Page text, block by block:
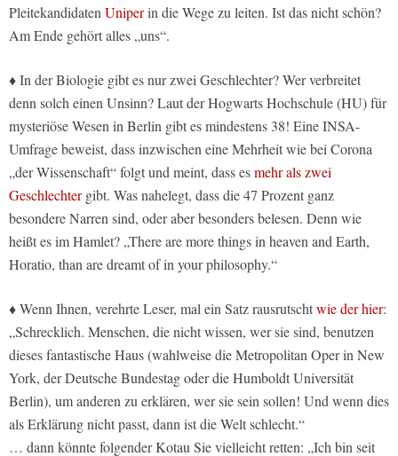
PleitekandidatenUniperin die Wege zu leiten. Ist das nicht schön?
Am Ende gehört alles „uns“.
♦ In der Biologie gibt es nur zwei Geschlechter? Wer verbreitet
denn solch einen Unsinn? Laut der Hogwarts Hochschule (HU) für
mysteriöse Wesen in Berlin gibt es mindestens 38! Eine INSA-
Umfrage beweist, dass inzwischen eine Mehrheit wie bei Corona
„der Wissenschaft“ folgt und meint, dass esmehr als zwei
Geschlechtergibt. Was nahelegt, dass die 47 Prozent ganz
besondere Narren sind, oder aber besonders belesen. Denn wie
heißt es im Hamlet? „There are more things in heaven and Earth,
Horatio, than are dreamt of in your philosophy.“
♦ Wenn Ihnen, verehrte Leser, mal ein Satz rausrutschtwie der hier:
„Schrecklich. Menschen, die nicht wissen, wer sie sind, benutzen
dieses fantastische Haus (wahlweise die Metropolitan Oper in New
York, der Deutsche Bundestag oder die Humboldt Universität
Berlin), um anderen zu erklären, wer sie sein sollen! Und wenn dies
als Erklärung nicht passt, dann ist die Welt schlecht.“
… dann könnte folgender Kotau Sie vielleicht retten: „Ich bin seit